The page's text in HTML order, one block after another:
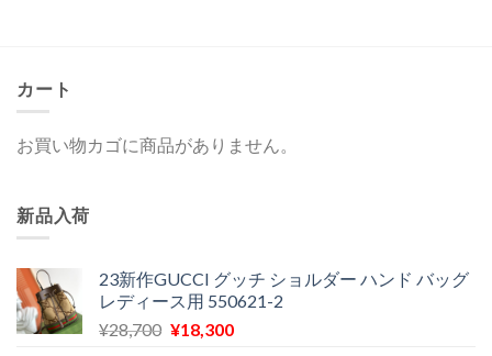
カート
お買い物カゴに商品がありません。
新品入荷
23新作GUCCI グッチ ショルダー ハンド バッグ
レディース用 550621-2
¥28,700 元
¥18,300現